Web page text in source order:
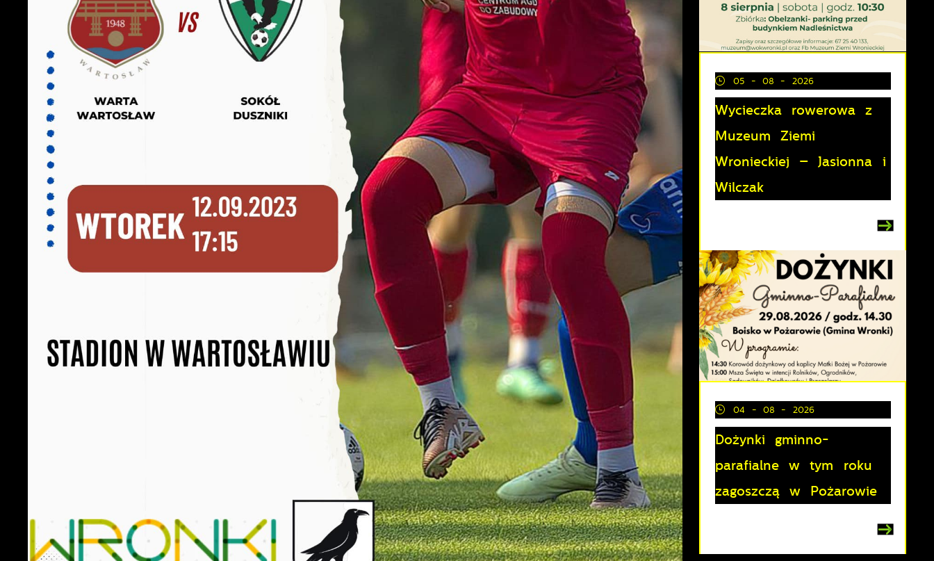
05 - 08 - 2026
Wycieczka rowerowa z
Muzeum Ziemi
Wronieckiej – Jasionna i
Wilczak
04 - 08 - 2026
Dożynki gminno-
parafialne w tym roku
zagoszczą w Pożarowie
Ustawienia
Szanujemy Twoją prywatność. Możesz zmienić ustawienia cookies lub
zaakceptować je wszystkie. W dowolnym momencie możesz dokonać
zmiany swoich ustawień.
Niezbędne
Niezbędne pliki cookies służą do prawidłowego funkcjonowania strony
internetowej i umożliwiają Ci komfortowe korzystanie z oferowanych przez
Pliki cookies odpowiadają na podejmowane przez Ciebie działania w celu
m.in. dostosowania Twoich ustawień preferencji prywatności, logowania czy
wypełniania formularzy. Dzięki plikom cookies strona, z której korzystasz,